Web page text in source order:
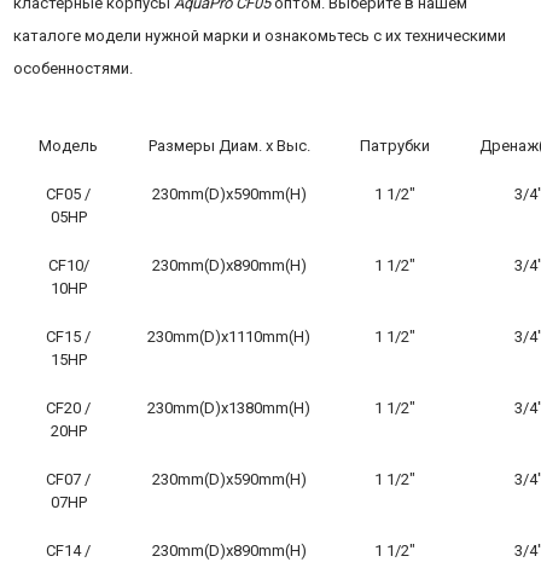
каталоге модели нужной марки и ознакомьтесь с их техническими
особенностями.
Модель Размеры Диам. х Выс. Патрубки
CF05 /
05HP
230mm(D)x590mm(H) 1 1/2″ 3/
CF10/
10HP
230mm(D)x890mm(H) 1 1/2″ 3/
CF15 /
15HP
230mm(D)x1110mm(H) 1 1/2″ 3/
CF20 /
20HP
230mm(D)x1380mm(H) 1 1/2″ 3/
CF07 /
07HP
230mm(D)x590mm(H) 1 1/2″ 3/
CF14 /
230mm(D)x890mm(H) 1 1/2″ 3/